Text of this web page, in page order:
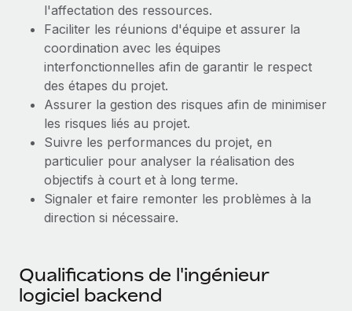
Création d’entité
Établissez des entités rapidement et en toute
conformité
Mobilité et déménagement international
Organisez facilement le déménagement de vos
employés
Avantages sociaux
Gérez facilement les avantages sociaux
Explorer le blog
BLOG
Mises à jour des produits de Remote :
Intégrations Gusto et Xero et Gestion des
freelances Plus
Remote a toujours pour mission d'aider les entreprises de
toute taille à embaucher, gérer et payer...
En savoir plus
répartis dans 19 pays grâce à Remote
Phiture, un leader notable du conseil en matière de
l'affectation des ressources.
Faciliter les réunions d'équipe et assurer la
coordination avec les équipes
interfonctionnelles afin de garantir le respect
des étapes du projet.
Assurer la gestion des risques afin de minimiser
les risques liés au projet.
Suivre les performances du projet, en
particulier pour analyser la réalisation des
objectifs à court et à long terme.
Signaler et faire remonter les problèmes à la
direction si nécessaire.
Qualifications de l'ingénieur
logiciel backend